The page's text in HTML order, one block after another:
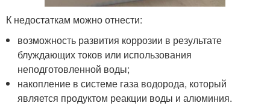
К недостаткам можно отнести:
возможность развития коррозии в результате
блуждающих токов или использования
неподготовленной воды;
накопление в системе газа водорода, который
является продуктом реакции воды и алюминия.